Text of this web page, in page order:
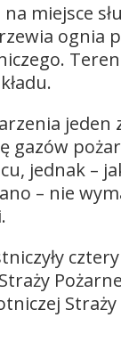
miejsce
ognia
jeden
gazów
jednak –
– nie